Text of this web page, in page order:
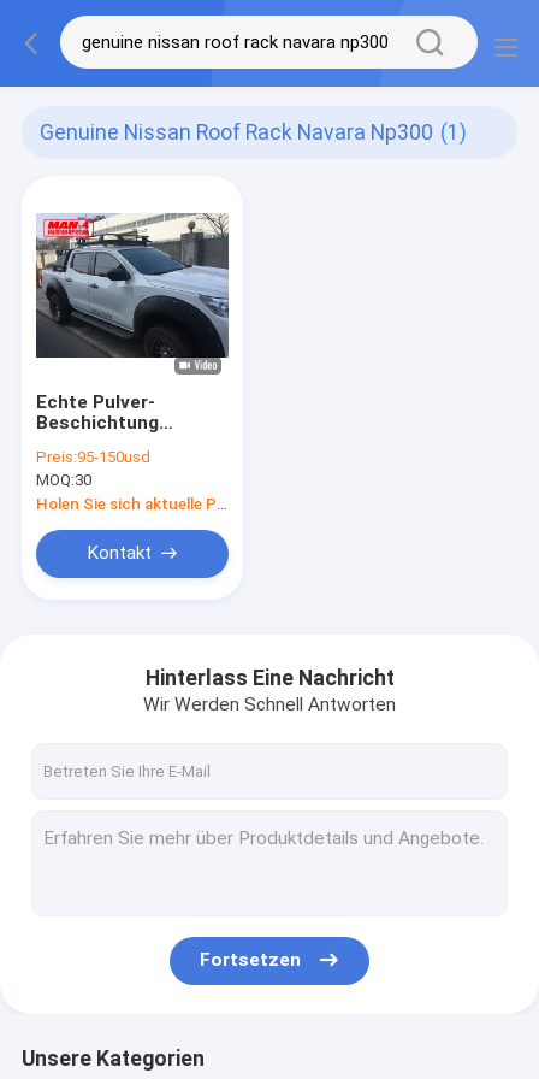
Genuine Nissan Roof Rack Navara Np300 (1)
Echte Pulver-
Beschichtung
Navara Nps 300
135x125mm
Preis:95-150usd
MOQ:30
Kontakt
Hinterlass Eine Nachricht
Wir Werden Schnell Antworten
Fortsetzen
Unsere Kategorien